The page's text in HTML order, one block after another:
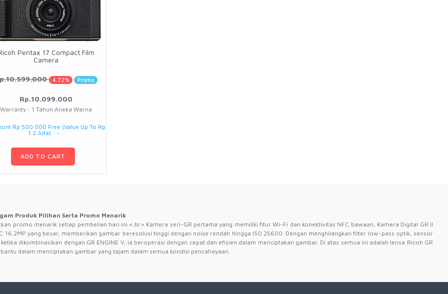
Pentax 17 Compact Film
Camera
4.72% Promo
Rp.10.099.000
Warranty : 1 Tahun Aneka Warna
Rp 500.000 Free (Value Up To Rp
1.2 Juta) : -...
ADD TO CART
Produk Pilihan Serta Promo Menarik
promo menarik setiap pembelian hari ini.<.br> Kamera seri-GR pertama yang memiliki fitur Wi-Fi dan konektivitas NFC bawaan, Kamera Digital GR II
16.2MP yang besar, memberikan gambar beresolusi tinggi dengan noise rendah hingga ISO 25600. Dengan menghilangkan filter low-pass optik, sensor
dikombinasikan dengan GR ENGINE V, ia beroperasi dengan cepat dan efisien dalam menciptakan gambar. Di atas semua ini adalah lensa Ricoh GR
dalam menciptakan gambar yang tajam dalam semua kondisi pencahayaan.